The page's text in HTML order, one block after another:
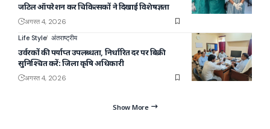
जटिल ऑपरेशन कर चिकित्सकों ने दिखाई विशेषज्ञता
अगस्त 4, 2026
Life Style अंतराष्ट्रीय
उर्वरकों की पर्याप्त उपलब्धता, निर्धारित दर पर बिक्री
सुनिश्चित करें: जिला कृषि अधिकारी
अगस्त 4, 2026
Show More